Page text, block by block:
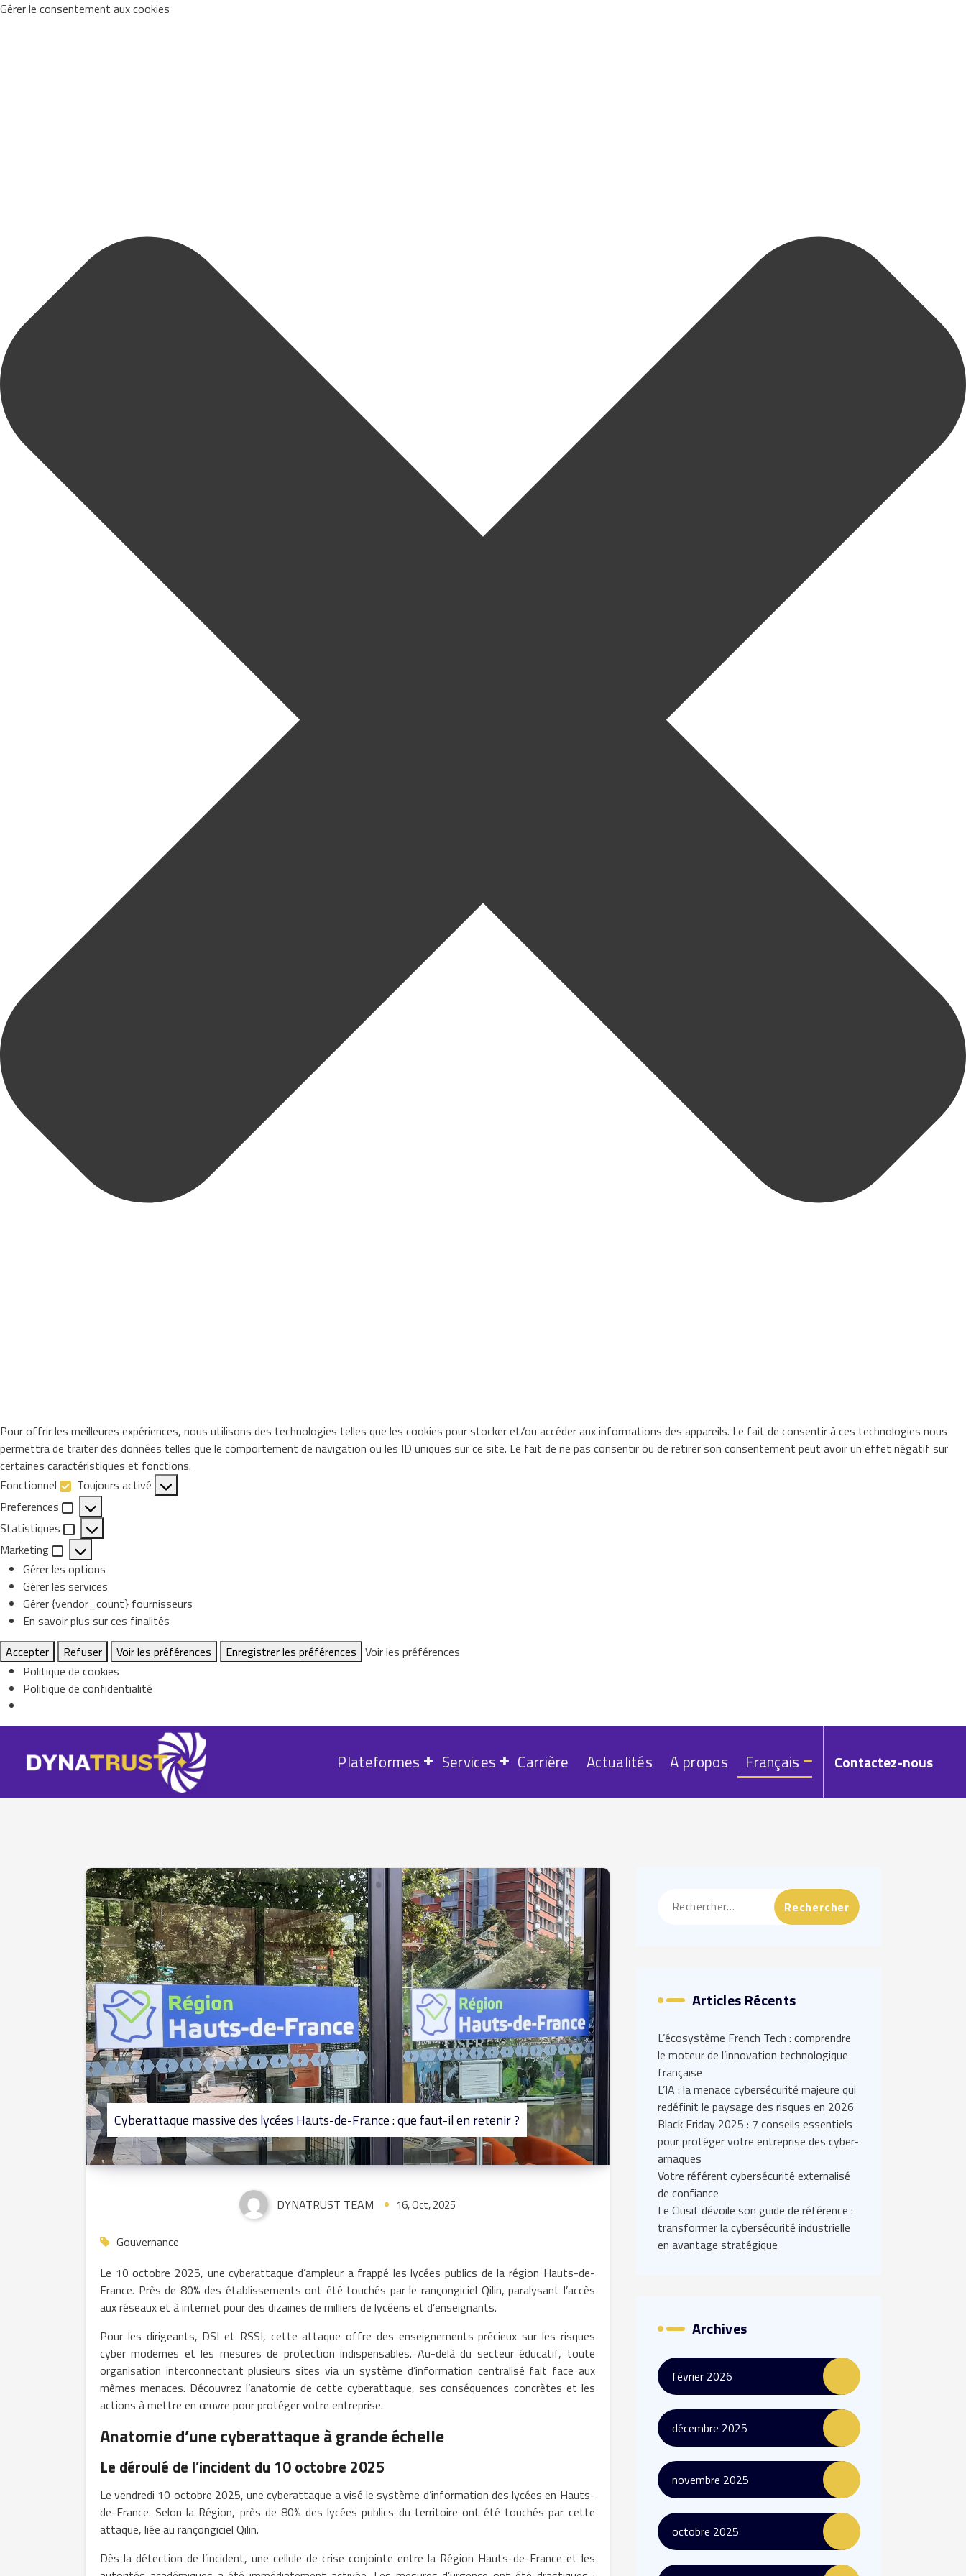
Gérer le consentement aux cookies
Pour offrir les meilleures expériences, nous utilisons des technologies telles que les cookies pour stocker et/ou accéder aux informations des appareils. Le fait de consentir à ces technologies nous
permettra de traiter des données telles que le comportement de navigation ou les ID uniques sur ce site. Le fait de ne pas consentir ou de retirer son consentement peut avoir un effet négatif sur
certaines caractéristiques et fonctions.
Fonctionnel
Fonctionnel
Toujours activé
Preferences
Preferences
Statistiques
Statistiques
Marketing
Marketing
Gérer les options
Gérer les services
Gérer {vendor_count} fournisseurs
En savoir plus sur ces finalités
Accepter
Refuser Voir les préférences Enregistrer les préférences Voir les préférences
Politique de cookies
Politique de confidentialité
content
Plateformes Services Carrière Actualités A propos Français Contactez-nous
Cyberattaque massive des lycées Hauts-de-France : que faut-il en retenir ?
DYNATRUST TEAM 16, Oct, 2025
Gouvernance
Le 10 octobre 2025, une cyberattaque d’ampleur a frappé les lycées publics de la région Hauts-de-
France. Près de 80% des établissements ont été touchés par le rançongiciel Qilin, paralysant l’accès
aux réseaux et à internet pour des dizaines de milliers de lycéens et d’enseignants.
Pour les dirigeants, DSI et RSSI, cette attaque offre des enseignements précieux sur les risques
cyber modernes et les mesures de protection indispensables. Au-delà du secteur éducatif, toute
organisation interconnectant plusieurs sites via un système d’information centralisé fait face aux
mêmes menaces. Découvrez l’anatomie de cette cyberattaque, ses conséquences concrètes et les
actions à mettre en œuvre pour protéger votre entreprise.
Anatomie d’une cyberattaque à grande échelle
Le déroulé de l’incident du 10 octobre 2025
Le vendredi 10 octobre 2025, une cyberattaque a visé le système d’information des lycées en Hauts-
de-France. Selon la Région, près de 80% des lycées publics du territoire ont été touchés par cette
attaque, liée au rançongiciel Qilin.
Dès la détection de l’incident, une cellule de crise conjointe entre la Région Hauts-de-France et les
Articles Récents
L’écosystème French Tech : comprendre
le moteur de l’innovation technologique
française
L’IA : la menace cybersécurité majeure qui
redéfinit le paysage des risques en 2026
Black Friday 2025 : 7 conseils essentiels
pour protéger votre entreprise des cyber-
arnaques
Votre référent cybersécurité externalisé
de confiance
Le Clusif dévoile son guide de référence :
transformer la cybersécurité industrielle
en avantage stratégique
Archives
février 2026
décembre 2025
novembre 2025
octobre 2025